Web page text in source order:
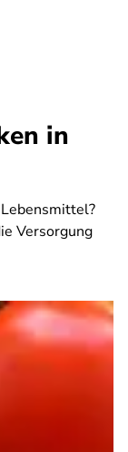
in
Versorgung